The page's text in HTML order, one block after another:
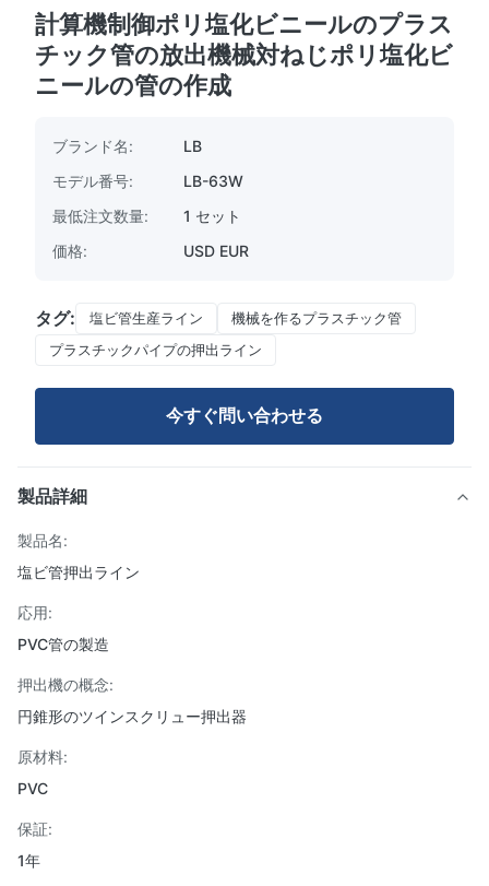
計算機制御ポリ塩化ビニールのプラス
チック管の放出機械対ねじポリ塩化ビ
ニールの管の作成
ブランド名:
LB
モデル番号:
LB-63W
最低注文数量:
1 セット
価格:
USD EUR
タグ: 塩ビ管生産ライン
機械を作るプラスチック管
プラスチックパイプの押出ライン
今すぐ問い合わせる
製品詳細
製品名:
塩ビ管押出ライン
応用:
PVC管の製造
押出機の概念:
円錐形のツインスクリュー押出器
原材料:
PVC
保証:
1年